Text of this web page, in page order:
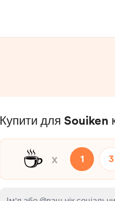
Купити для Souiken
☕ x 1 3